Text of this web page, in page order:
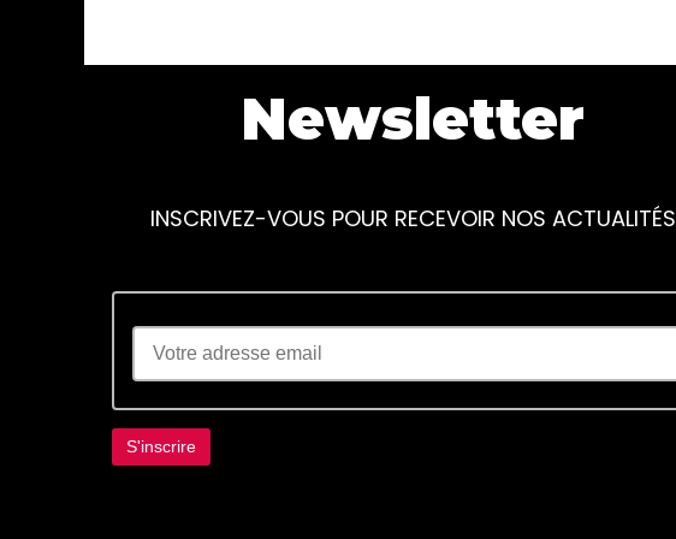
Newsletter
INSCRIVEZ-VOUS POUR RECEVOIR NOS ACTUALITÉS